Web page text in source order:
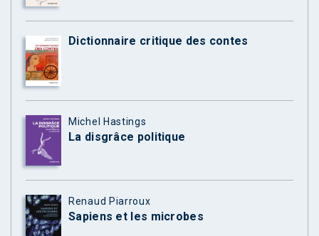
Dictionnaire critique des contes
Michel Hastings
La disgrâce politique
Renaud Piarroux
Sapiens et les microbes